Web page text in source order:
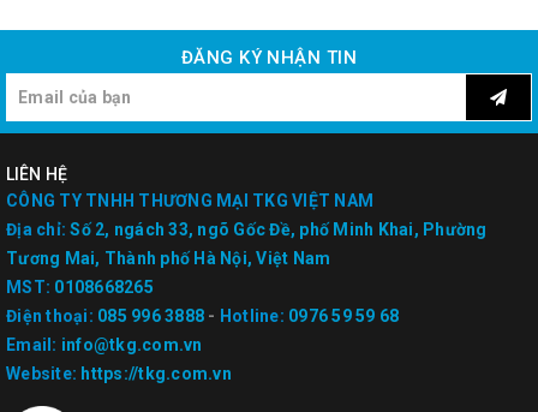
ĐĂNG KÝ NHẬN TIN
LIÊN HỆ
CÔNG TY TNHH THƯƠNG MẠI TKG VIỆT NAM
Địa chỉ: Số 2, ngách 33, ngõ Gốc Đề, phố Minh Khai, Phường
Tương Mai, Thành phố Hà Nội, Việt Nam
MST: 0108668265
Điện thoại: 085 996 3888 - Hotline: 0976 59 59 68
Email: info@tkg.com.vn
Website: https://tkg.com.vn